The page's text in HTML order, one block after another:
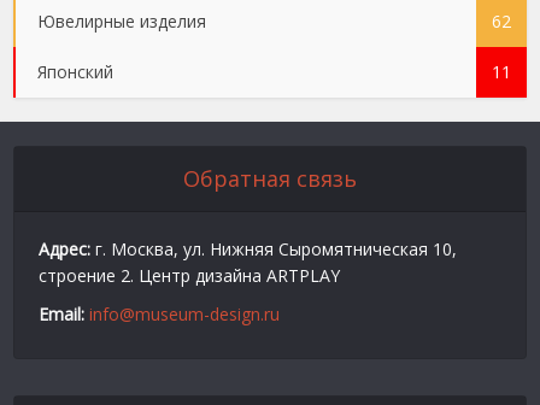
Ювелирные изделия 62
Японский 11
Обратная связь
Адрес: г. Москва, ул. Нижняя Сыромятническая 10,
строение 2. Центр дизайна ARTPLAY
Email: info@museum-design.ru